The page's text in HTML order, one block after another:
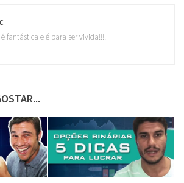
fantástica e é para ser vivida!!!!